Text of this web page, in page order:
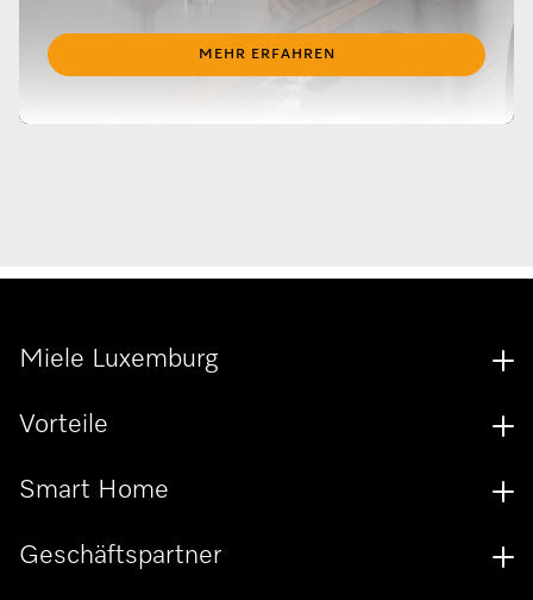
MEHR ERFAHREN
Miele Luxemburg
Vorteile
Smart Home
Geschäftspartner